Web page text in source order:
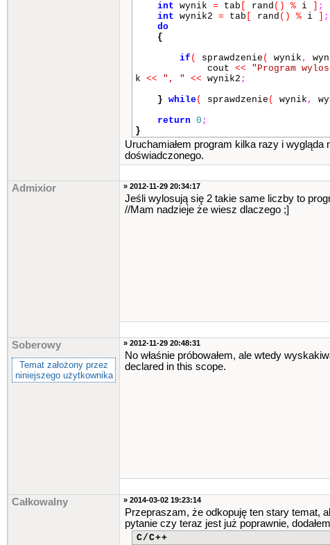
int wynik = tab rand () % i
;
int wynik2 = tab rand () % i
;
do
{
if ( sprawdzenie ( wynik ,
cout << "Program
k << ", " << wynik2 ;
} while( sprawdzenie ( wynik ,
return 0 ;
}
Uruchamiałem program kilka razy i
doświadczonego.
Admixior » 2012-11-29 20:34:17
Jeśli wylosują się 2 takie same liczby to
//Mam nadzieje że wiesz dlaczego ;]
Soberowy
Temat założony przez
niniejszego użytkownika
» 2012-11-29 20:48:31
No właśnie próbowałem, ale wtedy
declared in this scope.
Całkowalny » 2014-03-02 19:23:14
Przepraszam, że odkopuję ten stary temat,
pytanie czy teraz jest już poprawnie,
C/C++